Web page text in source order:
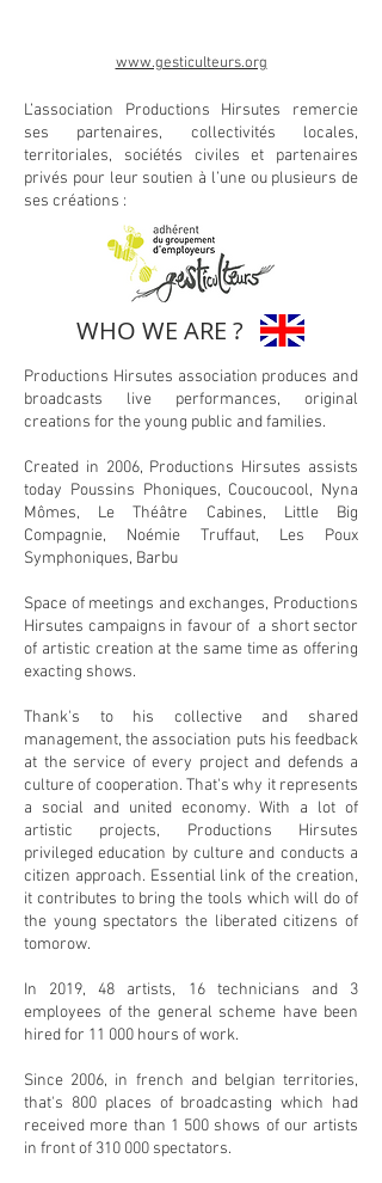
www.gesticulteurs.org
L’association Productions Hirsutes remercie
ses partenaires, collectivités locales,
territoriales, sociétés civiles et partenaires
privés pour leur soutien à l’une ouplusieurs de
ses créations :
WHO WE ARE ?
Productions Hirsutes association produces and
broadcasts live performances, original
creations for the young public and families.
Created in 2006, Productions Hirsutes assists
today Poussins Phoniques, Coucoucool, Nyna
Mômes, Le Théâtre Cabines, Little Big
Compagnie, Noémie Truffaut, Les Poux
Symphoniques, Barbu
Space of meetings and exchanges, Productions
Hirsutes campaigns in favour of a short sector
of artistic creation at the same time as offering
exacting shows.
Thank's to his collective and shared
management, the association puts his feedback
at the service of every project and defends a
culture of cooperation. That's why it represents
a social and united economy. With a lot of
artistic projects, Productions Hirsutes
privileged education by culture and conducts a
citizen approach. Essential link of the creation,
it contributes to bring the tools which will do of
the young spectators the liberated citizens of
tomorow.
In 2019, 48 artists, 16 technicians and 3
employees of the general scheme have been
hired for 11 000 hours of work.
Since 2006, in french and belgian territories,
that's 800 places of broadcasting which had
received more than 1 500 shows of our artists
in front of 310 000 spectators.